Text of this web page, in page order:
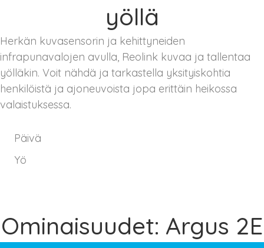
yöllä
Herkän kuvasensorin ja kehittyneiden
infrapunavalojen avulla, Reolink kuvaa ja tallentaa
yölläkin. Voit nähdä ja tarkastella yksityiskohtia
henkilöistä ja ajoneuvoista jopa erittäin heikossa
valaistuksessa.
Päivä
Yö
Ominaisuudet: Argus 2E